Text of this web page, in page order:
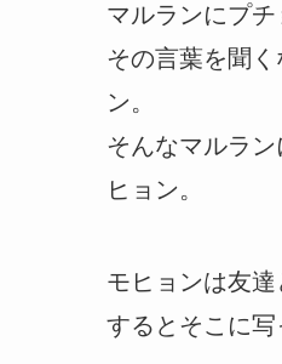
マルランにプ
その言葉を聞
ン。
そんなマルラ
ヒョン。
モヒョンは友
するとそこに